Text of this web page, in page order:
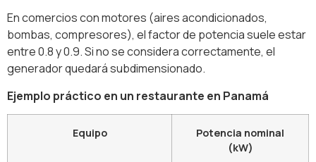
En comercios con motores (aires acondicionados,
bombas, compresores), el factor de potencia suele estar
entre 0.8 y 0.9. Si no se considera correctamente, el
generador quedará subdimensionado.
Ejemplo práctico en un restaurante en Panamá
Equipo
Potencia nominal
(kW)